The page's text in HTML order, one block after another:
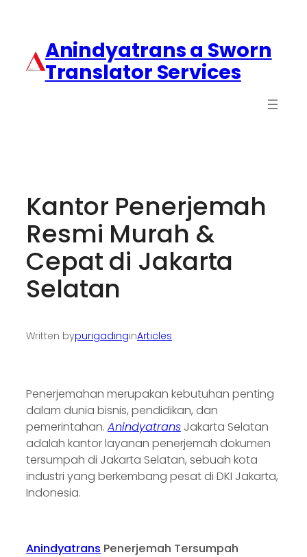
Anindyatrans a Sworn
Translator Services
Kantor Penerjemah
Resmi Murah &
Cepat di Jakarta
Selatan
Written bypurigadinginArticles
Penerjemahan merupakan kebutuhan penting
dalam dunia bisnis, pendidikan, dan
pemerintahan. Anindyatrans Jakarta Selatan
adalah kantor layanan penerjemah dokumen
tersumpah di Jakarta Selatan, sebuah kota
industri yang berkembang pesat di DKI Jakarta,
Indonesia.
Anindyatrans Penerjemah Tersumpah